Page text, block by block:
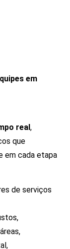
em
real,
que
em cada etapa
de serviços
,
,
,